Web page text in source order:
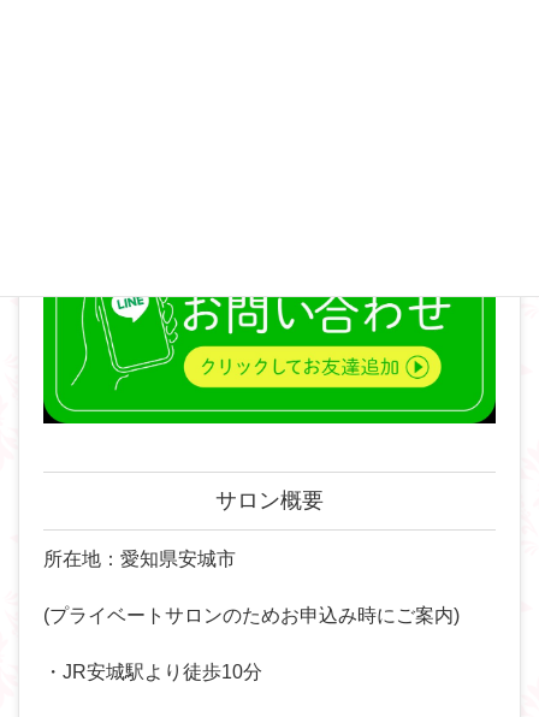
サロン概要
所在地：愛知県安城市
(プライベートサロンのためお申込み時にご案内)
・JR安城駅より徒歩10分